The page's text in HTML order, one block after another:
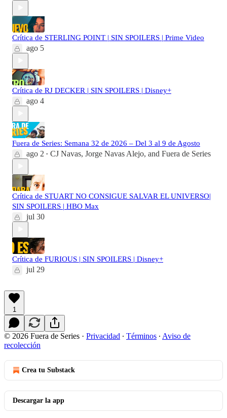
Crítica de STERLING POINT | SIN SPOILERS | Prime Video
ago 5
Crítica de RJ DECKER | SIN SPOILERS | Disney+
ago 4
Fuera de Series: Semana 32 de 2026 – Del 3 al 9 de Agosto
ago 2 • CJ Navas, Jorge Navas Alejo, and Fuera de Series
Crítica de STUART NO CONSIGUE SALVAR EL UNIVERSO|
SIN SPOILERS | HBO Max
jul 30
Crítica de FURIOUS | SIN SPOILERS | Disney+
jul 29
1
© 2026 Fuera de Series · Privacidad ∙ Términos ∙ Aviso de
recolección
Crea tu Substack
Descargar la app